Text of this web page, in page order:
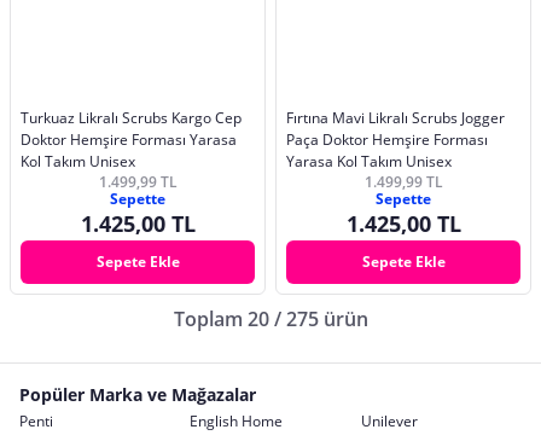
Turkuaz Likralı Scrubs Kargo Cep
Doktor Hemşire Forması Yarasa
Kol Takım Unisex
1.499,99 TL
Sepette
1.425,00 TL
Sepete Ekle
Fırtına Mavi Likralı Scrubs Jogger
Paça Doktor Hemşire Forması
Yarasa Kol Takım Unisex
1.499,99 TL
Sepette
1.425,00 TL
Sepete Ekle
Toplam 20 / 275 ürün
Popüler Marka ve Mağazalar
Penti English Home
Unilever